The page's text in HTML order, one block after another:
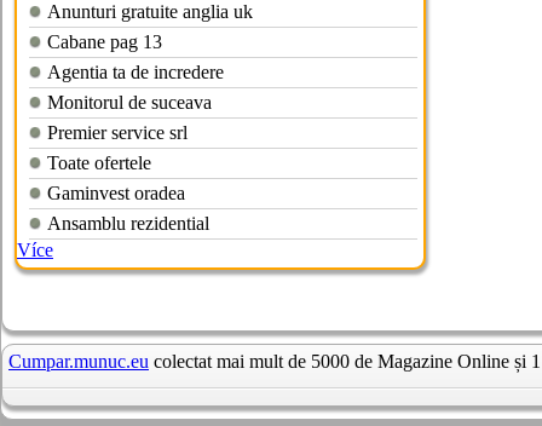
Anunturi gratuite anglia uk
Cabane pag 13
Agentia ta de incredere
Monitorul de suceava
Premier service srl
Toate ofertele
Gaminvest oradea
Ansamblu rezidential
Více
Cumpar.munuc.eu colectat mai mult de 5000 de Magazine Online și